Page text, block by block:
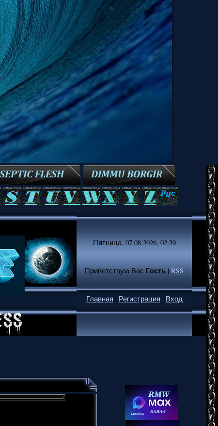
Пятница, 07.08.2026, 02:39
Приветствую Вас Гость|RSS
Главная | Регистрация | Вход
.